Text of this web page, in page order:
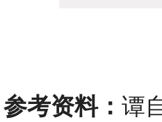
参考资料： 谭